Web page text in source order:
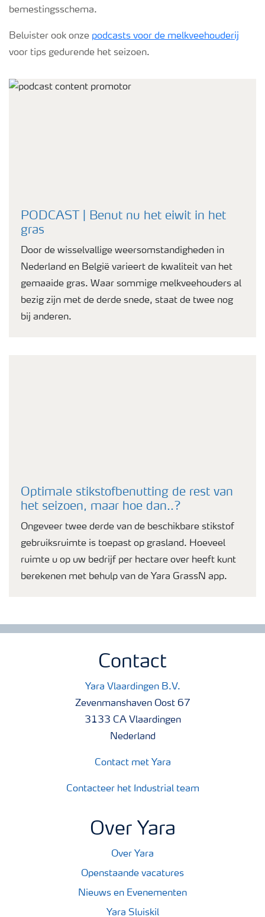
bemestingsschema.
Beluister ook onze podcasts voor de melkveehouderij
voor tips gedurende het seizoen.
PODCAST | Benut nu het eiwit in het
gras
Door de wisselvallige weersomstandigheden in
Nederland en België varieert de kwaliteit van het
gemaaide gras. Waar sommige melkveehouders al
bezig zijn met de derde snede, staat de twee nog
bij anderen.
Optimale stikstofbenutting de rest van
het seizoen, maar hoe dan..?
Ongeveer twee derde van de beschikbare stikstof
gebruiksruimte is toepast op grasland. Hoeveel
ruimte u op uw bedrijf per hectare over heeft kunt
berekenen met behulp van de Yara GrassN app.
Contact
Yara Vlaardingen B.V.
Zevenmanshaven Oost 67
3133 CA Vlaardingen
Nederland
Contact met Yara
Contacteer het Industrial team
Over Yara
Over Yara
Openstaande vacatures
Nieuws en Evenementen
Yara Sluiskil